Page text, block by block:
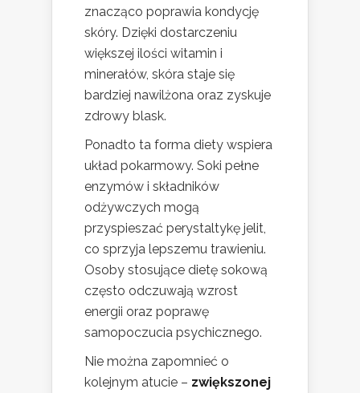
znacząco poprawia kondycję
skóry. Dzięki dostarczeniu
większej ilości witamin i
minerałów, skóra staje się
bardziej nawilżona oraz zyskuje
zdrowy blask.
Ponadto ta forma diety wspiera
układ pokarmowy. Soki pełne
enzymów i składników
odżywczych mogą
przyspieszać perystaltykę jelit,
co sprzyja lepszemu trawieniu.
Osoby stosujące dietę sokową
często odczuwają wzrost
energii oraz poprawę
samopoczucia psychicznego.
Nie można zapomnieć o
kolejnym atucie – zwiększonej